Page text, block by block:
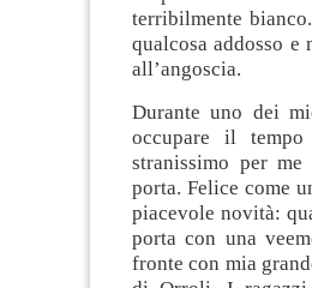
terribilmente
qualcosa addosso
all’angoscia.
Durante uno dei
occupare il
stranissimo per
porta. Felice come
piacevole novità:
porta con una
fronte con mia